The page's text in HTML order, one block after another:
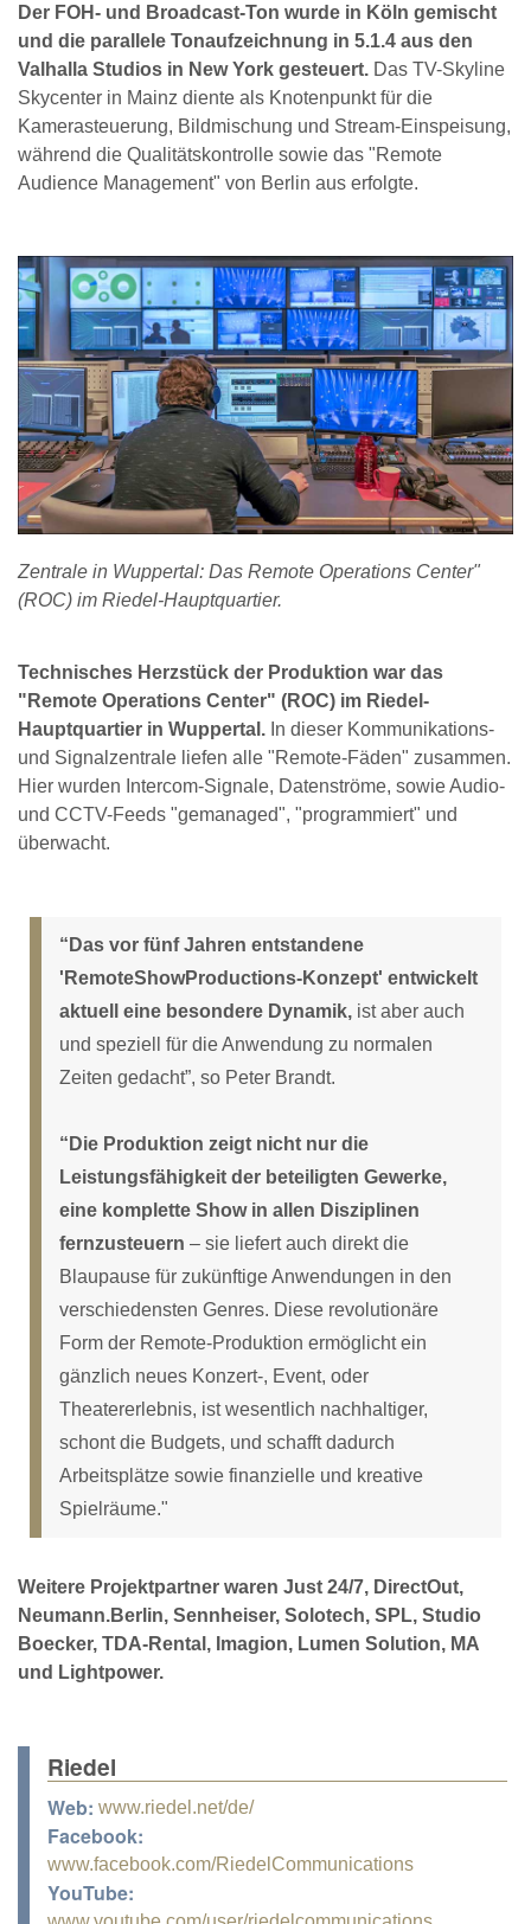
Der FOH- und Broadcast-Ton wurde in Köln gemischt
und die parallele Tonaufzeichnung in 5.1.4 aus den
Valhalla Studios in New York gesteuert. Das TV-Skyline
Skycenter in Mainz diente als Knotenpunkt für die
Kamerasteuerung, Bildmischung und Stream-Einspeisung,
während die Qualitätskontrolle sowie das "Remote
Audience Management" von Berlin aus erfolgte.
Zentrale in Wuppertal: Das Remote Operations Center"
(ROC) im Riedel-Hauptquartier.
Technisches Herzstück der Produktion war das
"Remote Operations Center" (ROC) im Riedel-
Hauptquartier in Wuppertal. In dieser Kommunikations-
und Signalzentrale liefen alle "Remote-Fäden" zusammen.
Hier wurden Intercom-Signale, Datenströme, sowie Audio-
und CCTV-Feeds "gemanaged", "programmiert" und
überwacht.
“Das vor fünf Jahren entstandene
'RemoteShowProductions-Konzept' entwickelt
aktuell eine besondere Dynamik, ist aber auch
und speziell für die Anwendung zu normalen
Zeiten gedacht”, so Peter Brandt.
“Die Produktion zeigt nicht nur die
Leistungsfähigkeit der beteiligten Gewerke,
eine komplette Show in allen Disziplinen
fernzusteuern – sie liefert auch direkt die
Blaupause für zukünftige Anwendungen in den
verschiedensten Genres. Diese revolutionäre
Form der Remote-Produktion ermöglicht ein
gänzlich neues Konzert-, Event, oder
Theatererlebnis, ist wesentlich nachhaltiger,
schont die Budgets, und schafft dadurch
Arbeitsplätze sowie finanzielle und kreative
Spielräume."
Weitere Projektpartner waren Just 24/7, DirectOut,
Neumann.Berlin, Sennheiser, Solotech, SPL, Studio
Boecker, TDA-Rental, Imagion, Lumen Solution, MA
und Lightpower.
Riedel
Web: www.riedel.net/de/
Facebook:
www.facebook.com/RiedelCommunications
YouTube: